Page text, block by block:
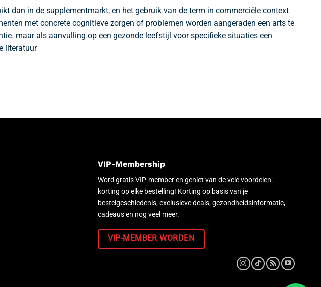
dan in de supplementmarkt, en het gebruik van de term in commerciële context
met concrete cognitieve zorgen of problemen worden aangeraden een arts te
maar als aanvulling op een gezonde leefstijl voor specifieke situaties een
literatuur
VIP-Membership
Word gratis VIP-member en geniet van de vele voordelen:
korting op elke bestelling! Korting op basis van je
bestelgeschiedenis, exclusieve deals, gezondheidsinformatie,
cadeaus en nog veel meer.
VIP-MEMBER WORDEN